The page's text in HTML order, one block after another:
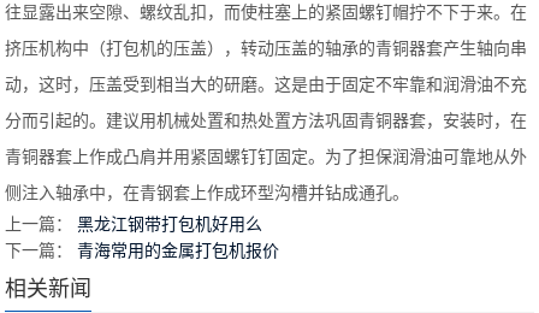
往显露出来空隙、螺纹乱扣，而使柱塞上的紧固螺钉帽拧不下于来。在
挤压机构中（打包机的压盖），转动压盖的轴承的青铜器套产生轴向串
动，这时，压盖受到相当大的研磨。这是由于固定不牢靠和润滑油不充
分而引起的。建议用机械处置和热处置方法巩固青铜器套，安装时，在
青铜器套上作成凸肩并用紧固螺钉钉固定。为了担保润滑油可靠地从外
侧注入轴承中，在青钢套上作成环型沟槽并钻成通孔。
上一篇：黑龙江钢带打包机好用么
下一篇：青海常用的金属打包机报价
相关新闻